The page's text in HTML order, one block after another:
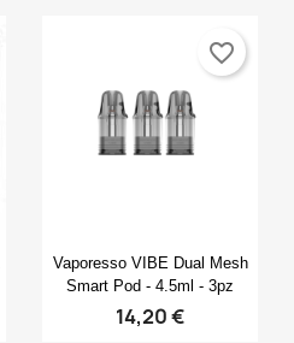
Anteprima
Vaporesso VIBE Dual Mesh
Smart Pod - 4.5ml - 3pz
14,20 €
favorite_border